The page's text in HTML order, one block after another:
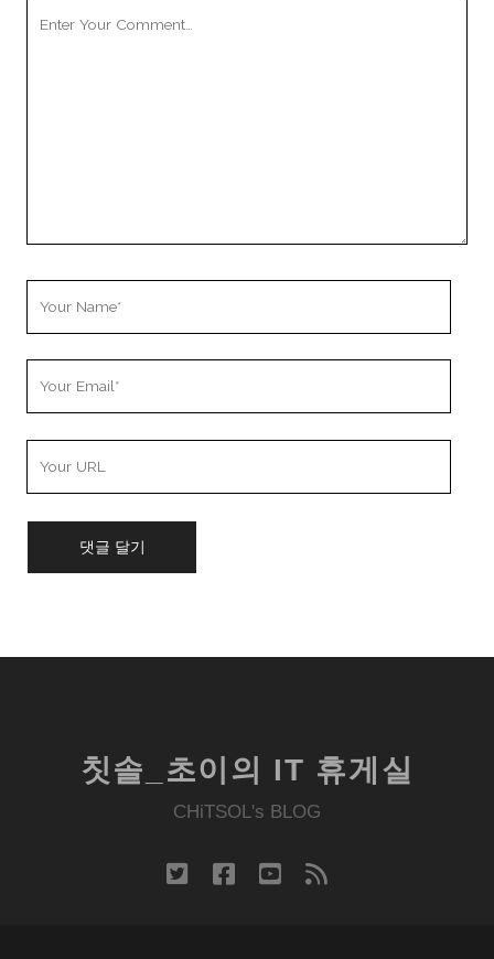
칫솔_초이의 IT 휴게실
CHiTSOL's BLOG
twitterfacebook
youtube
rss